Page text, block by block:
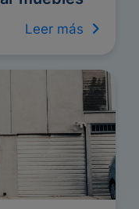
Leer más